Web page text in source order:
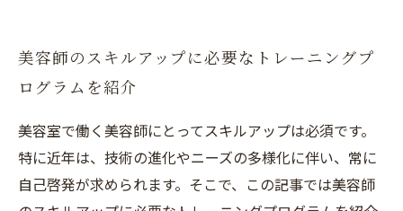
美容師のスキルアップに必要なトレーニングプ
ログラムを紹介
美容室で働く美容師にとってスキルアップは必須です。
特に近年は、技術の進化やニーズの多様化に伴い、常に
自己啓発が求められます。そこで、この記事では美容師